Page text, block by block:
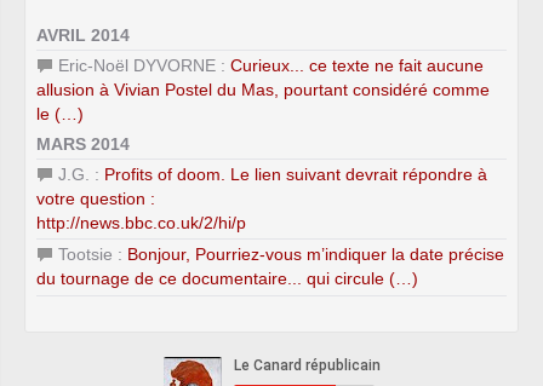
AVRIL 2014
Eric-Noël DYVORNE : Curieux... ce texte ne fait aucune
allusion à Vivian Postel du Mas, pourtant considéré comme
le (…)
MARS 2014
J.G. : Profits of doom. Le lien suivant devrait répondre à
votre question :
http://news.bbc.co.uk/2/hi/p
Tootsie : Bonjour, Pourriez-vous m’indiquer la date précise
du tournage de ce documentaire... qui circule (…)